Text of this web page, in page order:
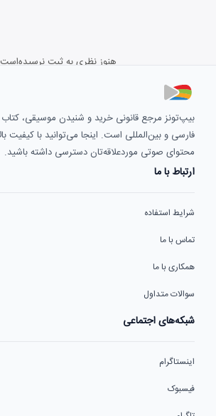
هنوز نظری به ثبت
بیپ‌تونز مرجع قانونی خرید و شنیدن موسیقی،
فارسی و بین‌المللی است. اینجا می‌توانید با کیفیت
محتوای صوتی موردعلاقه‌تان دسترسی داشته باشید.
ارتباط با ما
شرایط استفاده
تماس با ما
همکاری با ما
سوالات متداول
شبکه‌های اجتماعی
اینستاگرام
فیسبوک